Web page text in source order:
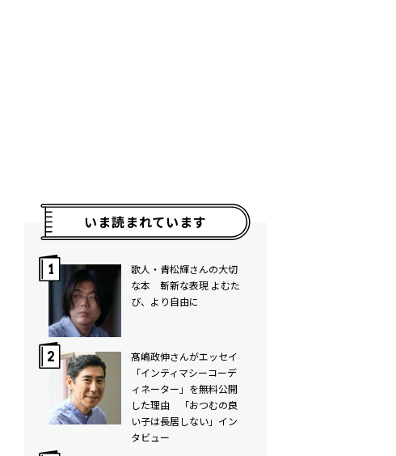
いま読まれています
歌人・青松輝さんの大切
な本 斬新な表現 よむた
び、より自由に
髙嶋政伸さんがエッセイ
「インティマシーコーデ
ィネーター」を無料公開
した理由 「おつむの良
い子は長居しない」イン
タビュー